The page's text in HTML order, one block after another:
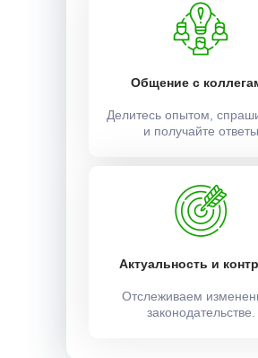
Общение с
Делитесь опытом,
и получайте ответы
Актуальность и
Отслеживаем
законодательстве.